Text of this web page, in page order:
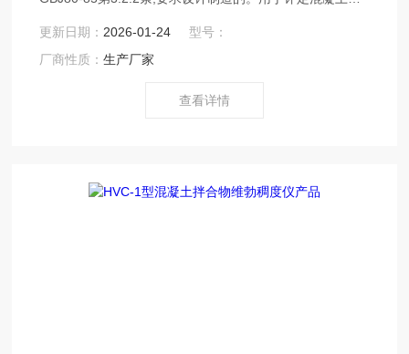
凝土维勃稠度仪,维勃稠度仪价格
更新日期： 2026-01-24
型号：
厂商性质：生产厂家
查看详情